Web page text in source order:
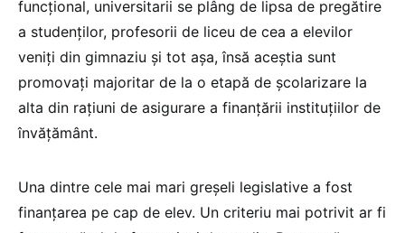
funcțional, universitarii se plâng de lipsa de pregătire
a studenților, profesorii de liceu de cea a elevilor
veniți din gimnaziu și tot așa, însă aceștia sunt
promovați majoritar de la o etapă de școlarizare la
alta din rațiuni de asigurare a finanțării instituțiilor de
învățământ.
Una dintre cele mai mari greșeli legislative a fost
finanțarea pe cap de elev. Un criteriu mai potrivit ar fi